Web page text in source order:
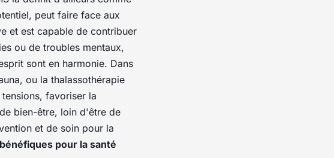
peut faire face aux
et est capable de contribuer
ou de troubles mentaux,
sont en harmonie. Dans
, ou la thalassothérapie
favoriser la
bien-être, loin d'être de
et de soin pour la
pour la santé